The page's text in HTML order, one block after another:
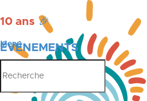
10 ans 🎉
ÉVÉNEMENTS
PUBLICATIONS
Menu